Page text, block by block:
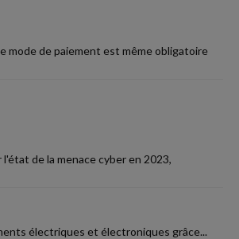
mode de paiement est même obligatoire
de la menace cyber en 2023,
électriques et électroniques grâce...